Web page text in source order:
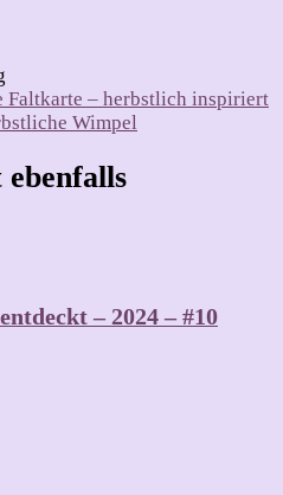
Faltkarte – herbstlich inspiriert
Wimpel
– 2024 – #10